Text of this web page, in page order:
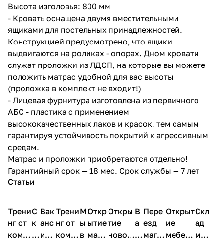
Высота изголовья: 800 мм
- Кровать оснащена двумя вместительными
ящиками для постельных принадлежностей.
Конструкцией предусмотрено, что ящики
выдвигаются на роликах - опорах. Дном кровати
служат проложки из ЛДСП, на которые вы можете
положить матрас удобной для вас высоты
(проложка в комплект не входит!)
- Лицевая фурнитура изготовлена из первичного
АБС - пластика с применением
высококачественных лаков и красок, тем самым
гарантируя устойчивость покрытий к агрессивным
средам.
Матрас и проложки приобретаются отдельно!
Гарантийный срок — 18 мес. Срок службы — 7 лет
Статьи
Трени
нг от
комп
С
к
и
Вак
анс
ия в
Трени
нг от
комп
М
ы
в
Откр
ытие
мага
Откры
тие
новог
В
а
к
Пере
езд
магаз
Открыт
ие
мебель
Скл
ад
меб